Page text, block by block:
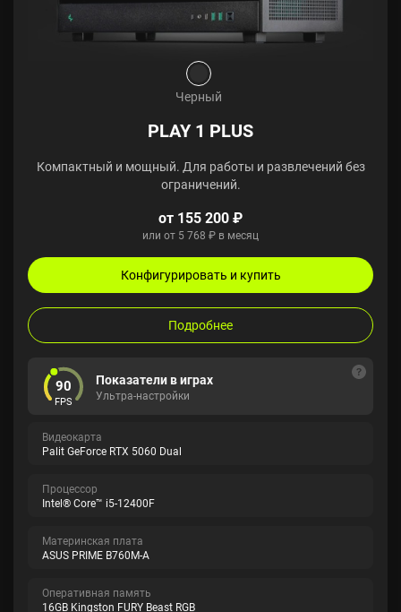
Черный
PLAY 1 PLUS
Компактный и мощный. Для работы и развлечений без
ограничений.
от 155 200 ₽
или от 5 768 ₽ в месяц
Конфигурировать и купить
Подробнее
90
FPS
Показатели в играх
Ультра-настройки
Видеокарта
Palit GeForce RTX 5060 Dual
Процессор
Intel® Core™ i5-12400F
Материнская плата
ASUS PRIME B760M-A
Оперативная память
16GB Kingston FURY Beast RGB